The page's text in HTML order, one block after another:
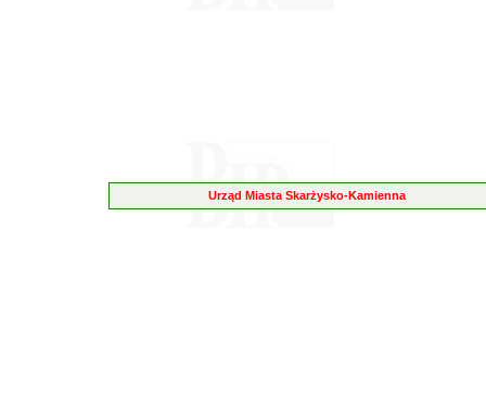
Urząd Miasta Skarżysko-Kamienna